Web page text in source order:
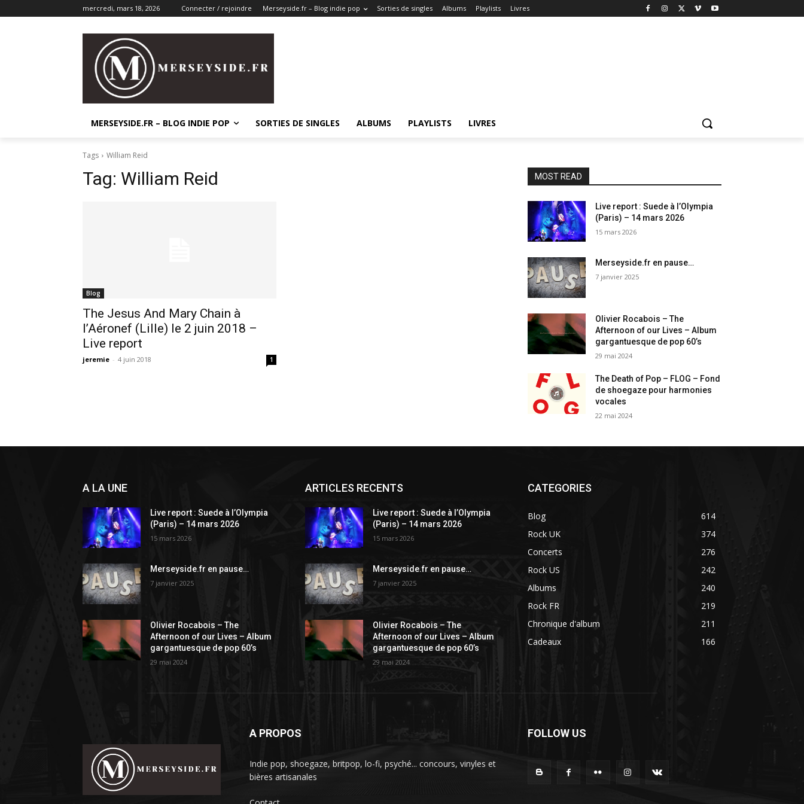
mercredi, mars 18, 2026 Connecter / rejoindre Merseyside.fr – Blog indie pop Sorties de singles Albums Playlists Livres
MERSEYSIDE.FR – BLOG INDIE POP SORTIES DE SINGLES ALBUMS PLAYLISTS LIVRES
Tags William Reid
Tag: William Reid
Blog
The Jesus And Mary Chain à
l’Aéronef (Lille) le 2 juin 2018 –
Live report
jeremie - 4 juin 2018 1
MOST READ
Live report : Suede à l’Olympia
(Paris) – 14 mars 2026
15 mars 2026
Merseyside.fr en pause…
7 janvier 2025
Olivier Rocabois – The
Afternoon of our Lives – Album
gargantuesque de pop 60’s
29 mai 2024
The Death of Pop – FLOG – Fond
de shoegaze pour harmonies
vocales
22 mai 2024
A LA UNE
Live report : Suede à l’Olympia
(Paris) – 14 mars 2026
15 mars 2026
Merseyside.fr en pause…
7 janvier 2025
Olivier Rocabois – The
Afternoon of our Lives – Album
gargantuesque de pop 60’s
29 mai 2024
ARTICLES RECENTS
Live report : Suede à l’Olympia
(Paris) – 14 mars 2026
15 mars 2026
Merseyside.fr en pause…
7 janvier 2025
Olivier Rocabois – The
Afternoon of our Lives – Album
gargantuesque de pop 60’s
29 mai 2024
CATEGORIES
Blog
614
Rock UK
374
Concerts
276
Rock US
242
Albums
240
Rock FR
219
Chronique d'album
211
Cadeaux
166
A PROPOS
Indie pop, shoegaze, britpop, lo-fi, psyché... concours, vinyles et
bières artisanales
FOLLOW US